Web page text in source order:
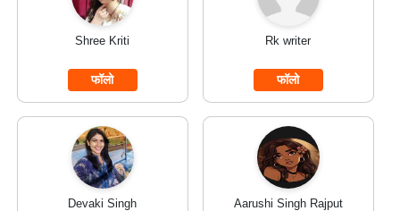
Shree Kriti
फॉलो
Rk writer
फॉलो
Devaki Singh Aarushi Singh Rajput